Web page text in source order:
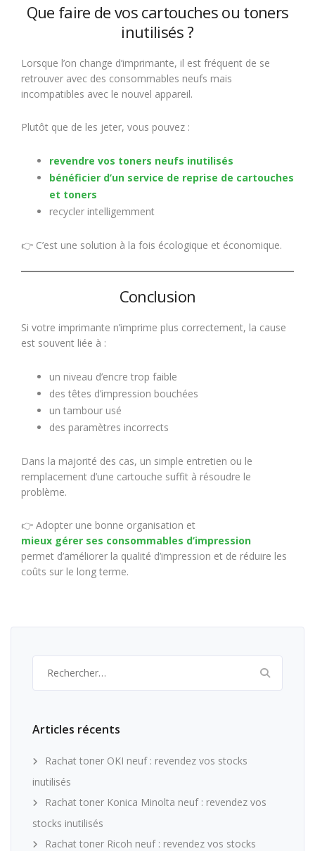
Que faire de vos cartouches ou toners
inutilisés ?
Lorsque l’on change d’imprimante, il est fréquent de se
retrouver avec des consommables neufs mais
incompatibles avec le nouvel appareil.
Plutôt que de les jeter, vous pouvez :
revendre vos toners neufs inutilisés
bénéficier d’un service de reprise de cartouches
et toners
recycler intelligemment
👉 C’est une solution à la fois écologique et économique.
Conclusion
Si votre imprimante n’imprime plus correctement, la cause
est souvent liée à :
un niveau d’encre trop faible
des têtes d’impression bouchées
un tambour usé
des paramètres incorrects
Dans la majorité des cas, un simple entretien ou le
remplacement d’une cartouche suffit à résoudre le
problème.
👉 Adopter une bonne organisation et
mieux gérer ses consommables d’impression
permet d’améliorer la qualité d’impression et de réduire les
coûts sur le long terme.
Articles récents
Rachat toner OKI neuf : revendez vos stocks
inutilisés
Rachat toner Konica Minolta neuf : revendez vos
stocks inutilisés
Rachat toner Ricoh neuf : revendez vos stocks